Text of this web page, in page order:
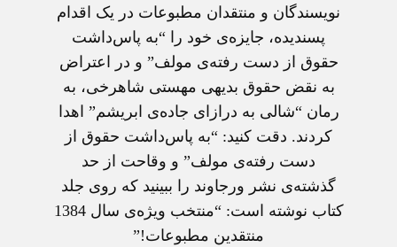
نویسندگان و منتقدان مطبوعات در یک اقدام
پسندیده، جایزه‌ی خود را “به پاس‌داشت
حقوق از دست رفته‌ی مولف” و در اعتراض
به نقض حقوق بدیهی مهستی شاهرخی، به
رمان “شالی به درازای جاده‌ی ابریشم” اهدا
کردند. دقت کنید: “به پاس‌داشت حقوق از
دست رفته‌ی مولف” و وقاحت از حد
گذشته‌ی نشر ورجاوند را ببینید که روی جلد
کتاب نوشته است: “منتخب ویژه‌ی سال 1384
منتقدین مطبوعات!”